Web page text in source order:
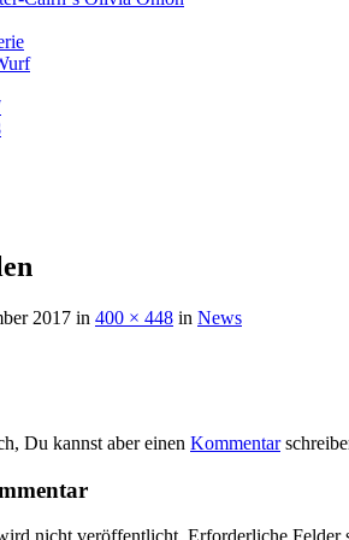
2017 in 400 × 448 in News
Du kannst aber einen Kommentar